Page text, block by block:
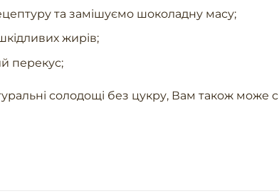
та замішуємо шоколадну масу;
жирів;
перекус;
солодощі без цукру, Вам також може